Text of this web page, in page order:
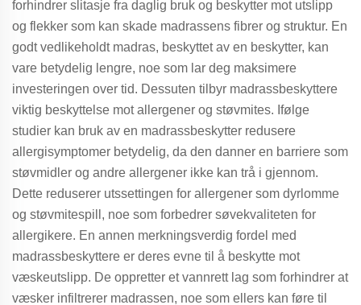
forhindrer slitasje fra daglig bruk og beskytter mot utslipp
og flekker som kan skade madrassens fibrer og struktur. En
godt vedlikeholdt madras, beskyttet av en beskytter, kan
vare betydelig lengre, noe som lar deg maksimere
investeringen over tid. Dessuten tilbyr madrassbeskyttere
viktig beskyttelse mot allergener og støvmites. Ifølge
studier kan bruk av en madrassbeskytter redusere
allergisymptomer betydelig, da den danner en barriere som
støvmidler og andre allergener ikke kan trå i gjennom.
Dette reduserer utssettingen for allergener som dyrlomme
og støvmitespill, noe som forbedrer søvekvaliteten for
allergikere. En annen merkningsverdig fordel med
madrassbeskyttere er deres evne til å beskytte mot
væskeutslipp. De oppretter et vannrett lag som forhindrer at
væsker infiltrerer madrassen, noe som ellers kan føre til